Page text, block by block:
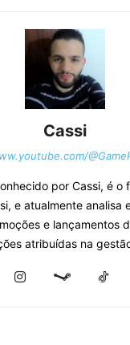
Cassi
por Cassi, é o
e atualmente analisa
e lançamentos
atribuídas na